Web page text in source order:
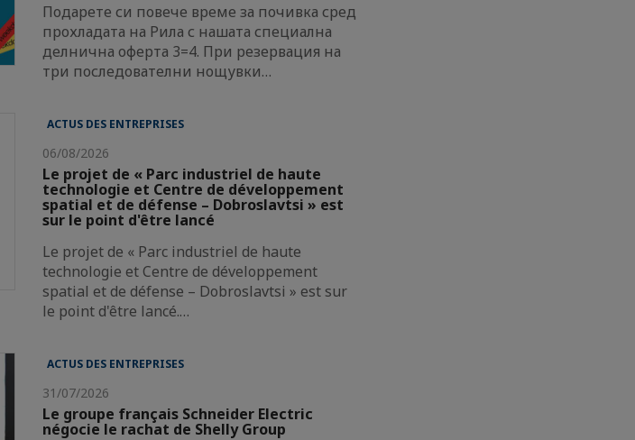
Подарете си повече време за почивка сред
прохладата на Рила с нашата специална
делнична оферта 3=4. При резервация на
три последователни нощувки…
ACTUS DES ENTREPRISES
06/08/2026
Le projet de « Parc industriel de haute
technologie et Centre de développement
spatial et de défense – Dobroslavtsi » est
sur le point d'être lancé
Le projet de « Parc industriel de haute
technologie et Centre de développement
spatial et de défense – Dobroslavtsi » est sur
le point d'être lancé.…
ACTUS DES ENTREPRISES
31/07/2026
Le groupe français Schneider Electric
négocie le rachat de Shelly Group